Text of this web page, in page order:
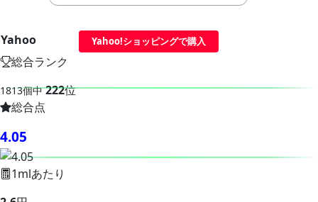
Yahoo Yahoo!ショッピングで購入
総合ランク
1813個中 222位
総合点
4.05
1mlあたり